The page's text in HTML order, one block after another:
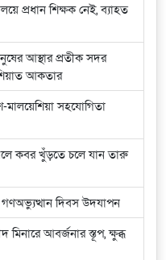
প্রধান শিক্ষক নেই, ব্যাহত
আস্থার প্রতীক সদর
আকতার
মালয়েশিয়া সহযোগিতা
কবর খুঁড়তে চলে যান তারু
দিবস উদযাপন
মিনারে আবর্জনার স্তূপ, ক্ষুব্ধ